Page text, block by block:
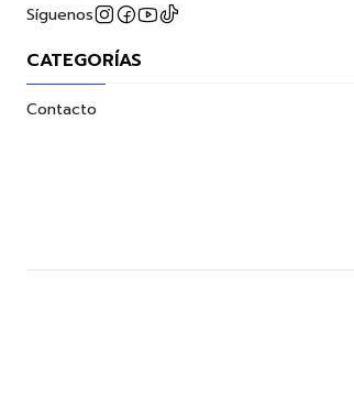
Síguenos
CATEGORÍAS
Contacto